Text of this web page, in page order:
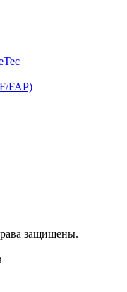
FAP)
защищены.